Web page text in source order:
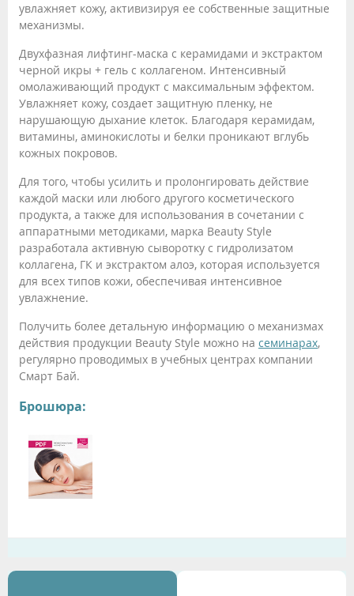
увлажняет кожу, активизируя ее собственные защитные
механизмы.
Двухфазная лифтинг-маска с керамидами и экстрактом
черной икры + гель с коллагеном. Интенсивный
омолаживающий продукт с максимальным эффектом.
Увлажняет кожу, создает защитную пленку, не
нарушающую дыхание клеток. Благодаря керамидам,
витамины, аминокислоты и белки проникают вглубь
кожных покровов.
Для того, чтобы усилить и пролонгировать действие
каждой маски или любого другого косметического
продукта, а также для использования в сочетании с
аппаратными методиками, марка Beauty Style
разработала активную сыворотку с гидролизатом
коллагена, ГК и экстрактом алоэ, которая используется
для всех типов кожи, обеспечивая интенсивное
увлажнение.
Получить более детальную информацию о механизмах
действия продукции Beauty Style можно на семинарах,
регулярно проводимых в учебных центрах компании
Смарт Бай.
Брошюра: